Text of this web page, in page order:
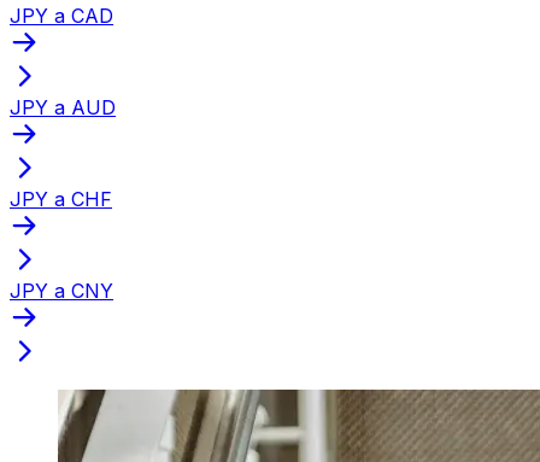
JPY a CAD
JPY a AUD
JPY a CHF
JPY a CNY